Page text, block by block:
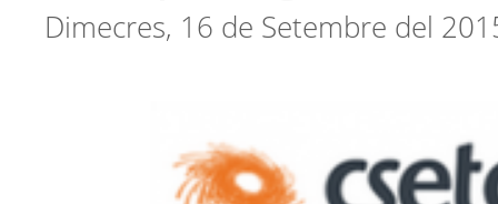
Dimecres, 16 de Setembre del